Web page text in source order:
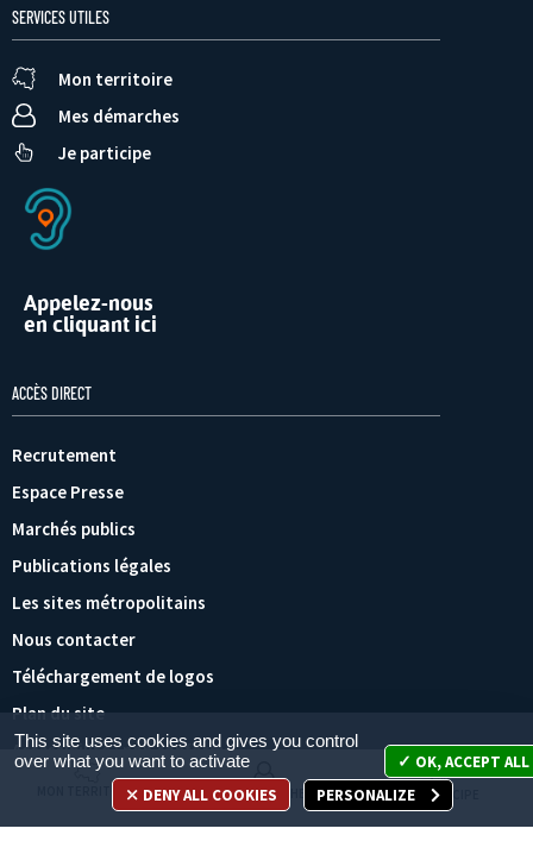
SERVICES UTILES
Mon territoire
Mes démarches
Je participe
Appelez-nous
en cliquant ici
ACCÈS DIRECT
Recrutement
Espace Presse
Marchés publics
Publications légales
Les sites métropolitains
Nous contacter
Téléchargement de logos
Plan du site
Accessibilité : non conforme
Paramétrage des cookies Mentions légales
MON TERRITOIRE MES DÉMARCHES JE PARTICIPE
This site uses cookies and gives you control
over what you want to activate
OK, ACCEPT ALL
DENY ALL COOKIES
PERSONALIZE